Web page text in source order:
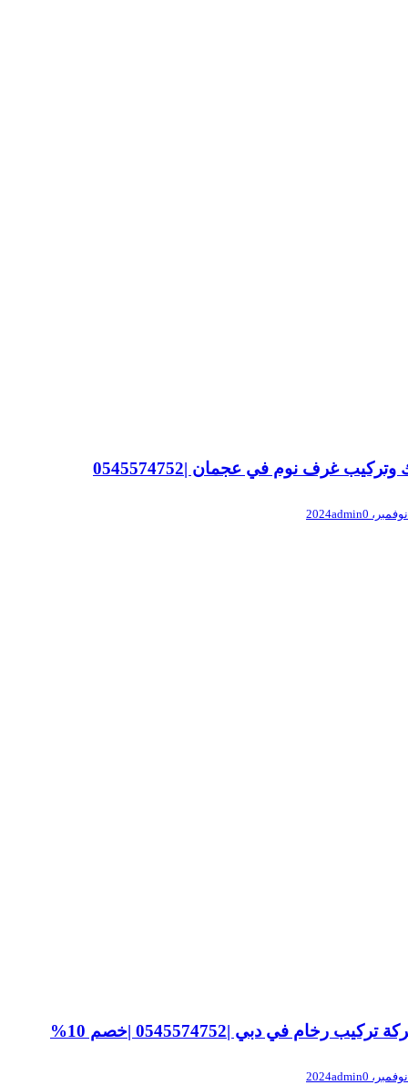
غرف نوم في عجمان |0545574752
admin0
تركيب رخام في دبي |0545574752 |خصم 10%
admin0